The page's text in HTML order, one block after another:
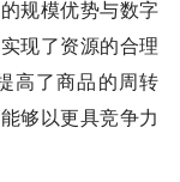
规模优势与数字
现了资源的合理
高了商品的周转
够以更具竞争力